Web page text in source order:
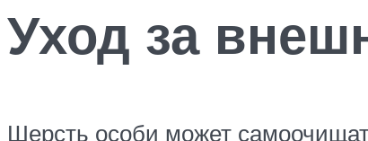
Уход за
Шерсть особи может